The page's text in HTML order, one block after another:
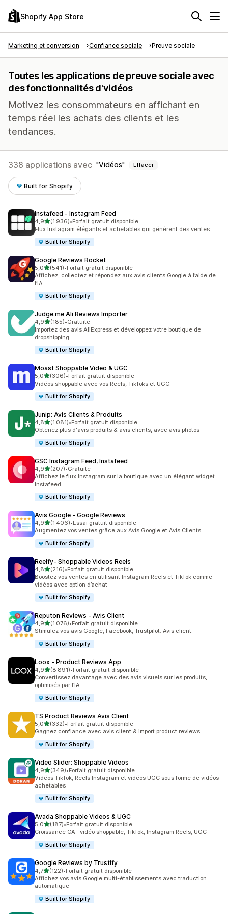
Shopify App Store
Marketing et conversion Confiance sociale Preuve sociale
Toutes les applications de preuve sociale avec
des fonctionnalités d'vidéos
Motivez les consommateurs en affichant en
temps réel les achats des clients et les
tendances.
338 applications avec Vidéos Effacer
Built for Shopify
Instafeed ‑ Instagram Feed
4,9étoile(s) sur 5
(1 936)
1936 avis au total
•Forfait gratuit disponible
Flux Instagram élégants et achetables qui génèrent des ventes
Built for Shopify
Google Reviews Rocket
5,0étoile(s) sur 5
(541)
541 avis au total
•Forfait gratuit disponible
Affichez, collectez et répondez aux avis clients Google à l’aide de
l’IA.
Built for Shopify
Judge.me Ali Reviews Importer
4,9étoile(s) sur 5
(185)
185 avis au total
•Gratuite
Importez des avis AliExpress et développez votre boutique de
dropshipping
Built for Shopify
Moast Shoppable Video & UGC
5,0étoile(s) sur 5
(306)
306 avis au total
•Forfait gratuit disponible
Vidéos shoppable avec vos Reels, TikToks et UGC.
Built for Shopify
Junip: Avis Clients & Produits
4,8étoile(s) sur 5
(1 081)
1081 avis au total
•Forfait gratuit disponible
Obtenez plus d'avis produits & avis clients, avec avis photos
Built for Shopify
GSC Instagram Feed, Instafeed
4,9étoile(s) sur 5
(207)
207 avis au total
•Gratuite
Affichez le flux Instagram sur la boutique avec un élégant widget
Instafeed
Built for Shopify
Avis Google ‑ Google Reviews
4,9étoile(s) sur 5
(1 406)
1406 avis au total
•Essai gratuit disponible
Augmentez vos ventes grâce aux Avis Google et Avis Clients
Built for Shopify
Reelfy‑ Shoppable Videos Reels
4,8étoile(s) sur 5
(216)
216 avis au total
•Forfait gratuit disponible
Boostez vos ventes en utilisant Instagram Reels et TikTok comme
vidéos avec option d’achat
Built for Shopify
Reputon Reviews ‑ Avis Client
4,9étoile(s) sur 5
(1 076)
1076 avis au total
•Forfait gratuit disponible
Stimulez vos avis Google, Facebook, Trustpilot. Avis client.
Built for Shopify
Loox ‑ Product Reviews App
4,9étoile(s) sur 5
(8 891)
8891 avis au total
•Forfait gratuit disponible
Convertissez davantage avec des avis visuels sur les produits,
optimisés par l’IA
Built for Shopify
TS Product Reviews Avis Client
5,0étoile(s) sur 5
(332)
332 avis au total
•Forfait gratuit disponible
Gagnez confiance avec avis client & import product reviews
Built for Shopify
Video Slider: Shoppable Videos
4,9étoile(s) sur 5
(349)
349 avis au total
•Forfait gratuit disponible
Vidéos TikTok, Reels Instagram et vidéos UGC sous forme de vidéos
achetables
Built for Shopify
Avada Shoppable Videos & UGC
5,0étoile(s) sur 5
(187)
187 avis au total
•Forfait gratuit disponible
Croissance CA : vidéo shoppable, TikTok, Instagram Reels, UGC
Built for Shopify
Google Reviews by Trustify
4,7étoile(s) sur 5
(122)
122 avis au total
•Forfait gratuit disponible
Affichez vos avis Google multi-établissements avec traduction
automatique
Built for Shopify